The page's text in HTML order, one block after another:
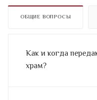
ОБЩИЕ ВОПРОСЫ
Как и когда
храм?